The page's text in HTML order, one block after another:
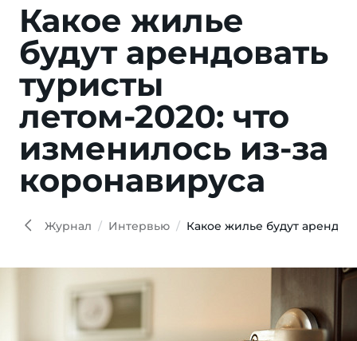
Какое жилье
будут арендовать
туристы
летом-2020: что
изменилось из-за
коронавируса
Журнал Интервью Какое жилье будут